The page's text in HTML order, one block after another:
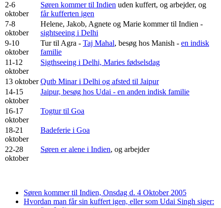
2-6
oktober
Søren kommer til Indien uden kuffert, og arbejder, og
får kufferten igen
7-8
oktober
Helene, Jakob, Agnete og Marie kommer til Indien -
sightseeing i Delhi
9-10
oktober
Tur til Agra - Taj Mahal, besøg hos Manish - en indisk
familie
11-12
oktober
Sigthseeing i Delhi, Maries fødselsdag
13 oktober Qutb Minar i Delhi og afsted til Jaipur
14-15
oktober
Jaipur, besøg hos Udai - en anden indisk familie
16-17
oktober
Togtur til Goa
18-21
oktober
Badeferie i Goa
22-28
oktober
Søren er alene i Indien, og arbejder
Søren kommer til Indien, Onsdag d. 4 Oktober 2005
Hvordan man får sin kuffert igen, eller som Udai Singh siger: